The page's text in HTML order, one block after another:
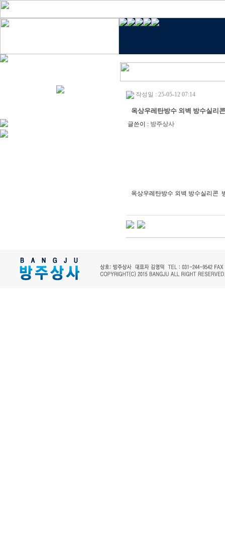
작성일 : 25-05-12 07:14
옥상우레탄방수 외벽 방수실리
글쓴이 : 방주상사
옥상우레탄방수 외벽 방수실리콘